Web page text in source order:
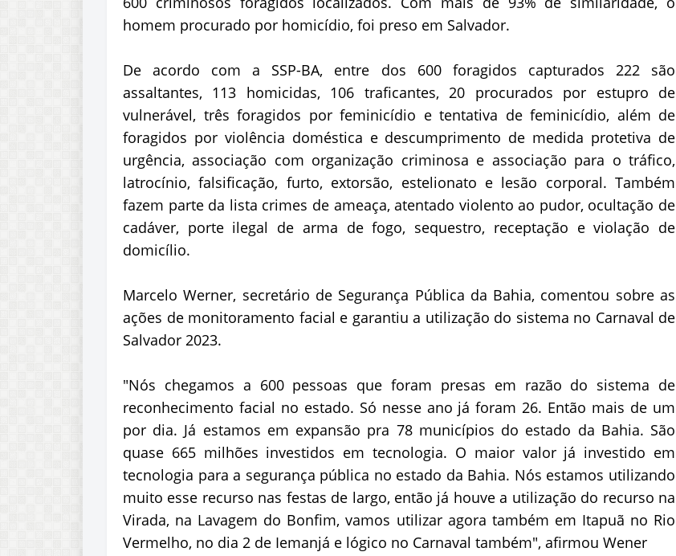
homem procurado por homicídio, foi preso em Salvador.
De acordo com a SSP-BA, entre dos 600 foragidos capturados 222 são
assaltantes, 113 homicidas, 106 traficantes, 20 procurados por estupro de
vulnerável, três foragidos por feminicídio e tentativa de feminicídio, além de
foragidos por violência doméstica e descumprimento de medida protetiva de
urgência, associação com organização criminosa e associação para o tráfico,
latrocínio, falsificação, furto, extorsão, estelionato e lesão corporal. Também
fazem parte da lista crimes de ameaça, atentado violento ao pudor, ocultação de
cadáver, porte ilegal de arma de fogo, sequestro, receptação e violação de
domicílio.
Marcelo Werner, secretário de Segurança Pública da Bahia, comentou sobre as
ações de monitoramento facial e garantiu a utilização do sistema no Carnaval de
Salvador 2023.
"Nós chegamos a 600 pessoas que foram presas em razão do sistema de
reconhecimento facial no estado. Só nesse ano já foram 26. Então mais de um
por dia. Já estamos em expansão pra 78 municípios do estado da Bahia. São
quase 665 milhões investidos em tecnologia. O maior valor já investido em
tecnologia para a segurança pública no estado da Bahia. Nós estamos utilizando
muito esse recurso nas festas de largo, então já houve a utilização do recurso na
Virada, na Lavagem do Bonfim, vamos utilizar agora também em Itapuã no Rio
Vermelho, no dia 2 de Iemanjá e lógico no Carnaval também", afirmou Wener